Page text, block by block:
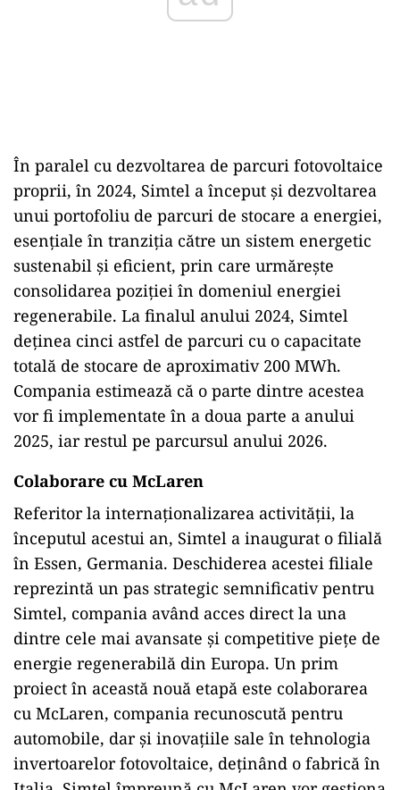
În paralel cu dezvoltarea de parcuri fotovoltaice
proprii, în 2024, Simtel a început și dezvoltarea
unui portofoliu de parcuri de stocare a energiei,
esențiale în tranziția către un sistem energetic
sustenabil și eficient, prin care urmărește
consolidarea poziției în domeniul energiei
regenerabile. La finalul anului 2024, Simtel
deținea cinci astfel de parcuri cu o capacitate
totală de stocare de aproximativ 200 MWh.
Compania estimează că o parte dintre acestea
vor fi implementate în a doua parte a anului
2025, iar restul pe parcursul anului 2026.
Colaborare cu McLaren
Referitor la internaționalizarea activității, la
începutul acestui an, Simtel a inaugurat o filială
în Essen, Germania. Deschiderea acestei filiale
reprezintă un pas strategic semnificativ pentru
Simtel, compania având acces direct la una
dintre cele mai avansate și competitive piețe de
energie regenerabilă din Europa. Un prim
proiect în această nouă etapă este colaborarea
cu McLaren, compania recunoscută pentru
automobile, dar și inovațiile sale în tehnologia
invertoarelor fotovoltaice, deținând o fabrică în